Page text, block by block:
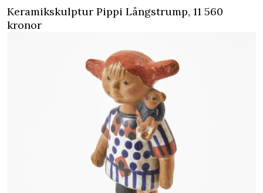
Keramikskulptur Pippi Långstrump, 11 560
kronor